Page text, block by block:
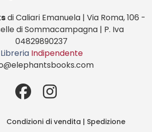
di Caliari Emanuela | Via Roma, 106 -
di Sommacampagna | P. Iva
04829890237
Libreria Indipendente
Condizioni di vendita | Spedizione